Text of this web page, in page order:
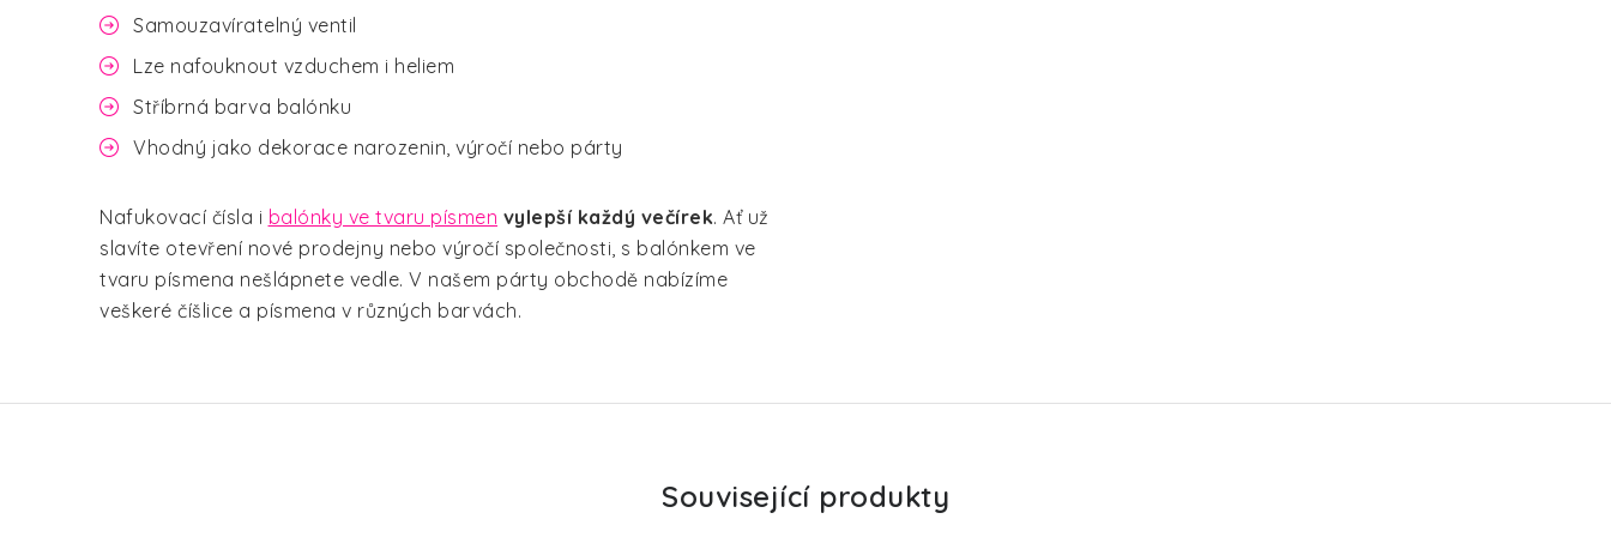
Samouzavíratelný ventil
Lze nafouknout vzduchem i heliem
Stříbrná barva balónku
Vhodný jako dekorace narozenin, výročí nebo párty
Nafukovací čísla i balónky ve tvaru písmen vylepší každý večírek. Ať už
slavíte otevření nové prodejny nebo výročí společnosti, s balónkem ve
tvaru písmena nešlápnete vedle. V našem párty obchodě nabízíme
veškeré číšlice a písmena v různých barvách.
Související produkty